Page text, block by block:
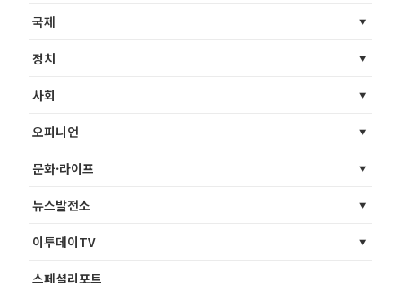
국제
정치
사회
오피니언
문화·라이프
뉴스발전소
이투데이TV
스페셜리포트